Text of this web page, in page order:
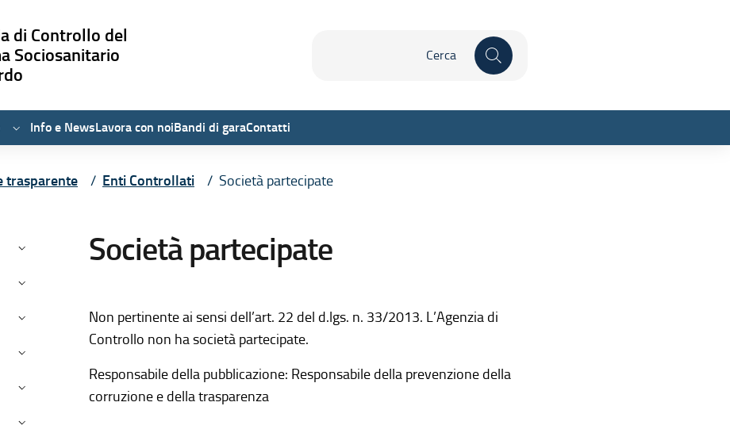
di Controllo del
Sociosanitario
Inizia la ricerca
Info e NewsLavora con noiBandi di garaContatti
trasparente Enti Controllati Società partecipate
Società partecipate
Non pertinente ai sensi dell’art. 22 del d.lgs. n. 33/2013. L’Agenzia di
Controllo non ha società partecipate.
Responsabile della pubblicazione: Responsabile della prevenzione della
corruzione e della trasparenza
di Amministrazione Trasparente
Disposizioni generali
Organizzazione
Consulenti e Collaboratori
Personale
Bandi concorso
Performance